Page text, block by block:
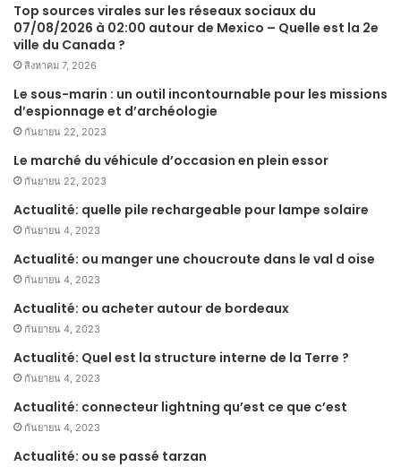
Top sources virales sur les réseaux sociaux du
07/08/2026 à 02:00 autour de Mexico – Quelle est la 2e
ville du Canada ?
สิงหาคม 7, 2026
Le sous-marin : un outil incontournable pour les missions
d’espionnage et d’archéologie
กันยายน 22, 2023
Le marché du véhicule d’occasion en plein essor
กันยายน 22, 2023
Actualité: quelle pile rechargeable pour lampe solaire
กันยายน 4, 2023
Actualité: ou manger une choucroute dans le val d oise
กันยายน 4, 2023
Actualité: ou acheter autour de bordeaux
กันยายน 4, 2023
Actualité: Quel est la structure interne de la Terre ?
กันยายน 4, 2023
Actualité: connecteur lightning qu’est ce que c’est
กันยายน 4, 2023
Actualité: ou se passé tarzan